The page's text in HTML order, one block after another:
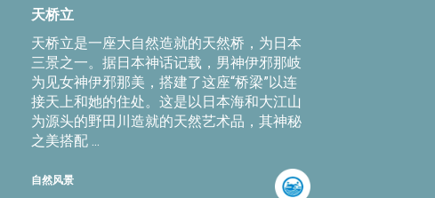
天桥立
天桥立是一座大自然造就的天然桥，为日本
三景之一。据日本神话记载，男神伊邪那岐
为见女神伊邪那美，搭建了这座“桥梁”以连
接天上和她的住处。这是以日本海和大江山
为源头的野田川造就的天然艺术品，其神秘
之美搭配 ...
自然风景